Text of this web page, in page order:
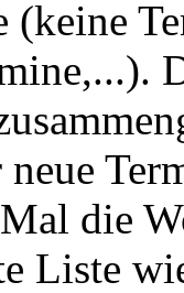
(keine
die
Liste